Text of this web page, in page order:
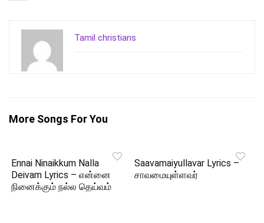
Tamil christians
More Songs For You
Ennai Ninaikkum Nalla
Deivam Lyrics – என்னை
நினைக்கும் நல்ல தெய்வம்
Saavamaiyullavar Lyrics –
சாவமையுள்ளவர்